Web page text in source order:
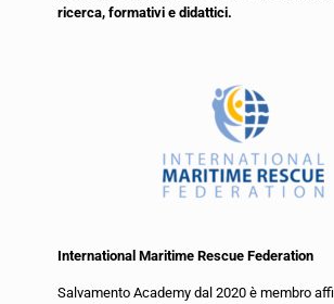
ricerca, formativi e didattici.
International Maritime Rescue Federation
Salvamento Academy dal 2020 è membro